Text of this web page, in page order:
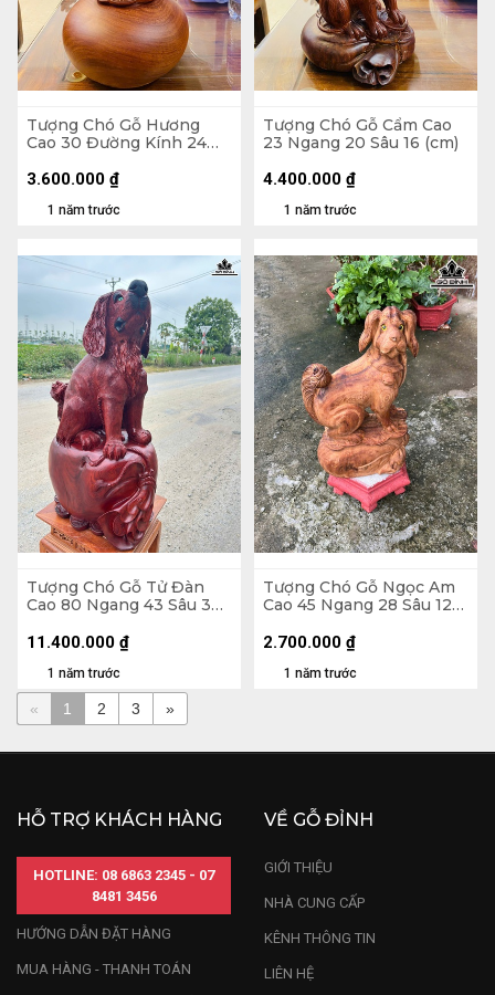
Tượng Chó Gỗ Hương
Cao 30 Đường Kính 24
1 năm trước
3.600.000 ₫
Tượng Chó Gỗ Cẩm Cao
23 Ngang 20 Sâu 16 (cm)
1 năm trước
4.400.000 ₫
Tượng Chó Gỗ Tử Đàn
Cao 80 Ngang 43 Sâu 34
1 năm trước
11.400.000 ₫
Tượng Chó Gỗ Ngọc Am
Cao 45 Ngang 28 Sâu 12
1 năm trước
2.700.000 ₫
« 1 2 3 »
HỖ TRỢ KHÁCH HÀNG
HOTLINE: 08 6863 2345 - 07
8481 3456
HƯỚNG DẪN ĐẶT HÀNG
MUA HÀNG - THANH TOÁN
VỀ GỖ ĐỈNH
GIỚI THIỆU
NHÀ CUNG CẤP
KÊNH THÔNG TIN
LIÊN HỆ